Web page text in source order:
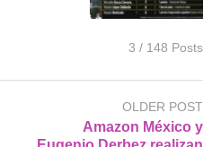
3 / 148 Posts
OLDER POST
Amazon México y